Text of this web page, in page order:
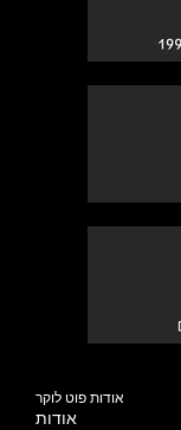
אודות פוט לוקר
אודות